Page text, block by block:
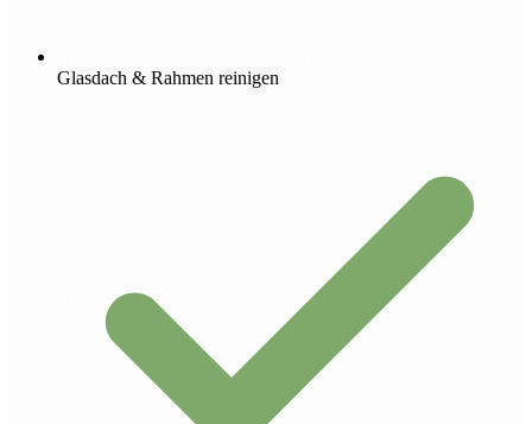
Glasdach & Rahmen reinigen